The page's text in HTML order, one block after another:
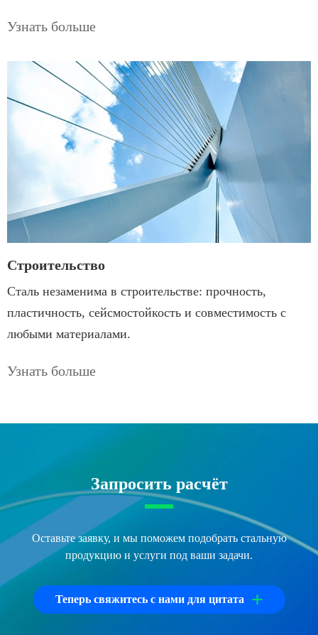
Узнать больше
Строительство
Сталь незаменима в строительстве: прочность,
пластичность, сейсмостойкость и совместимость с
любыми материалами.
Узнать больше
Запросить расчёт
Оставьте заявку, и мы поможем подобрать стальную
продукцию и услуги под ваши задачи.
Теперь свяжитесь с нами для цитата +